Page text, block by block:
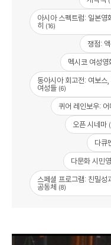
아시아 스펙트럼: 일본
히 (16)
쟁점:
멕시코 여성
동아시아 회고전: 여보
여성들 (6)
퀴어 레인보우:
오픈 시네마
다큐
다문화 시민
스페셜 프로그램: 친밀성
공동체 (8)